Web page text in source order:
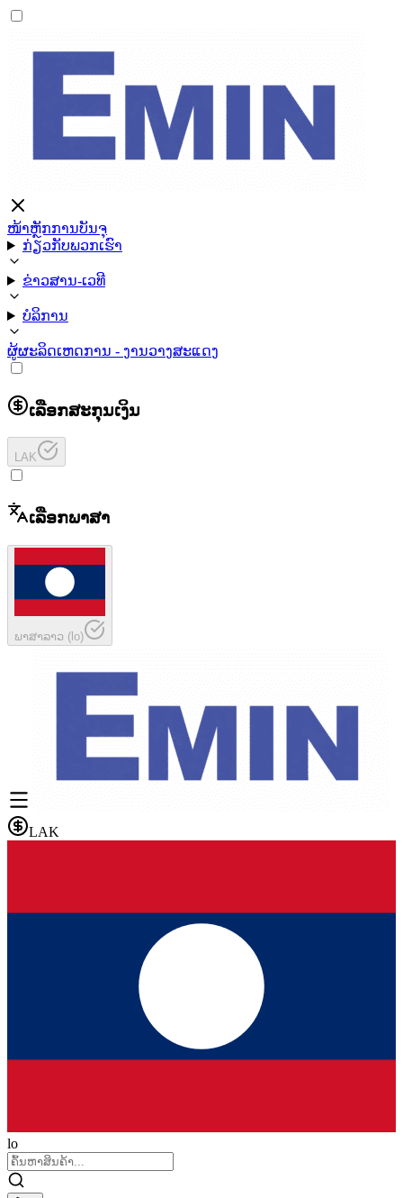
ໜ້າຫຼັກການບັນຈຸ
ກ່ຽວກັບພວກເຮົາ
ຂ່າວສານ-ເວທີ
ບໍລິການ
ຜູ້ຜະລິດເຫດການ - ງານວາງສະແດງ
ເລືອກສະກຸນເງິນ
LAK
ເລືອກພາສາ
ພາສາລາວ (lo)
LAK
lo